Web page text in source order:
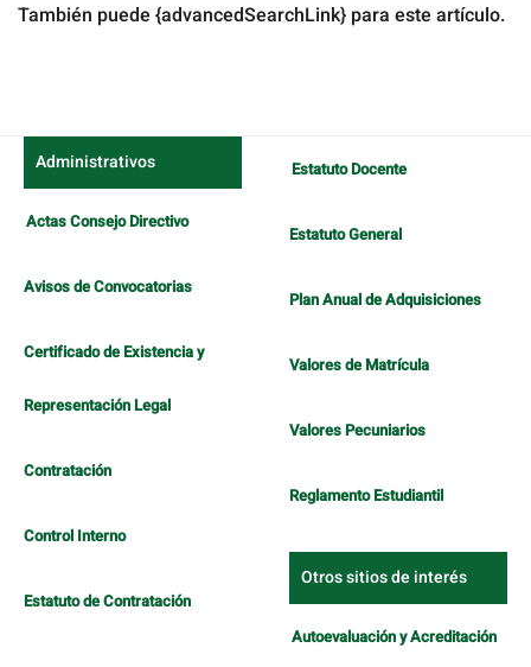
También puede {advancedSearchLink} para este artículo.
Administrativos
Actas Consejo Directivo
Avisos de Convocatorias
Certificado de Existencia y
Representación Legal
Contratación
Control Interno
Estatuto de Contratación
Estatuto Docente
Estatuto General
Plan Anual de Adquisiciones
Valores de Matrícula
Valores Pecuniarios
Reglamento Estudiantil
Otros sitios de interés
Autoevaluación y Acreditación